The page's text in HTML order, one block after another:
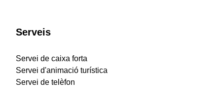
Serveis
Servei de caixa forta
Servei d'animació turística
Servei de telèfon